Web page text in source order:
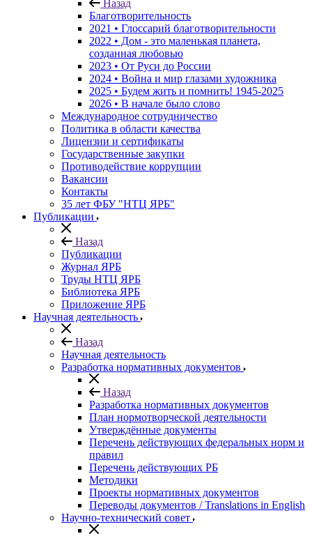
Назад
Благотворительность
2021 • Глоссарий благотворительности
2022 • Дом - это маленькая планета,
созданная любовью
2023 • От Руси до России
2024 • Война и мир глазами художника
2025 • Будем жить и помнить! 1945-2025
2026 • В начале было слово
Международное сотрудничество
Политика в области качества
Лицензии и сертификаты
Государственные закупки
Противодействие коррупции
Вакансии
Контакты
35 лет ФБУ "НТЦ ЯРБ"
Публикации
Назад
Публикации
Журнал ЯРБ
Труды НТЦ ЯРБ
Библиотека ЯРБ
Приложение ЯРБ
Научная деятельность
Назад
Научная деятельность
Разработка нормативных документов
Назад
Разработка нормативных документов
План нормотворческой деятельности
Утверждённые документы
Перечень действующих федеральных норм и
правил
Перечень действующих РБ
Методики
Проекты нормативных документов
Переводы документов / Translations in English
Научно-технический совет